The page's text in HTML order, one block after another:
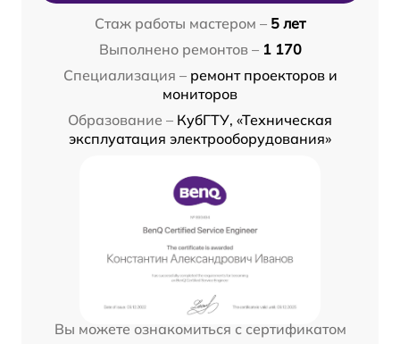
Стаж работы мастером – 5 лет
Выполнено ремонтов – 1 170
Специализация – ремонт проекторов и
мониторов
Образование – КубГТУ, «Техническая
эксплуатация электрооборудования»
Вы можете ознакомиться с сертификатом